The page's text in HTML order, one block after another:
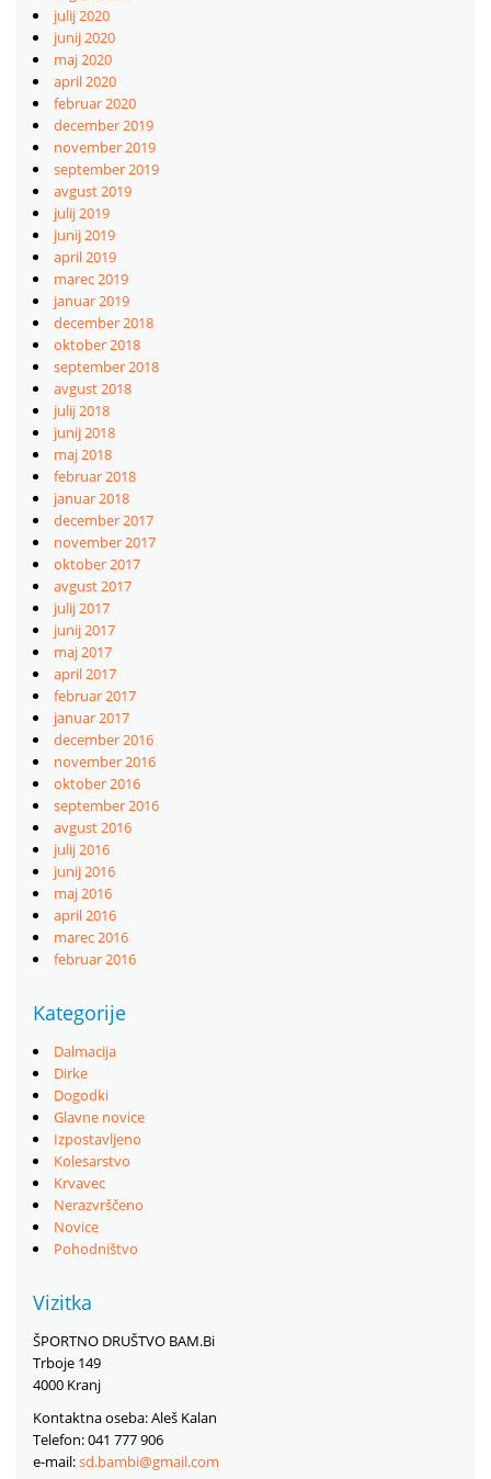
julij 2020
junij 2020
maj 2020
april 2020
februar 2020
december 2019
november 2019
september 2019
avgust 2019
julij 2019
junij 2019
april 2019
marec 2019
januar 2019
december 2018
oktober 2018
september 2018
avgust 2018
julij 2018
junij 2018
maj 2018
februar 2018
januar 2018
december 2017
november 2017
oktober 2017
avgust 2017
julij 2017
junij 2017
maj 2017
april 2017
februar 2017
januar 2017
december 2016
november 2016
oktober 2016
september 2016
avgust 2016
julij 2016
junij 2016
maj 2016
april 2016
marec 2016
februar 2016
Kategorije
Dalmacija
Dirke
Dogodki
Glavne novice
Izpostavljeno
Kolesarstvo
Krvavec
Nerazvrščeno
Novice
Pohodništvo
Vizitka
ŠPORTNO DRUŠTVO BAM.Bi
Trboje 149
4000 Kranj
Kontaktna oseba: Aleš Kalan
Telefon: 041 777 906
e-mail:sd.bambi@gmail.com